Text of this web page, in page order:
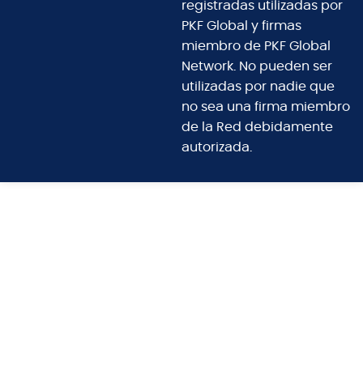
registradas utilizadas por
PKF Global y firmas
miembro de PKF Global
Network. No pueden ser
utilizadas por nadie que
no sea una firma miembro
de la Red debidamente
autorizada.